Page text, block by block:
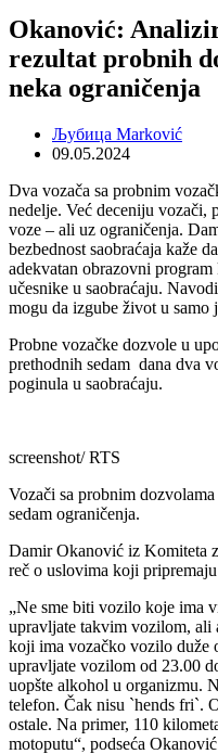
Okanović:
rezultat probnih
neka ograničenja
Љубица Marković
09.05.2024
Dva vozača sa probnim
nedelje. Već deceniju vozači,
voze – ali uz ograničenja.
bezbednost saobraćaja kaže
adekvatan obrazovni
učesnike u saobraćaju.
mogu da izgube život u samo
Probne vozačke dozvole u
prethodnih sedam dana dva
poginula u saobraćaju.
screenshot/ RTS
Vozači sa probnim
sedam ograničenja.
Damir Okanović iz Komiteta
reč o uslovima koji
„Ne sme biti vozilo koje ima
upravljate takvim vozilom, ali
koji ima vozačko vozilo duže
upravljate vozilom od 23.00
uopšte alkohol u organizmu.
telefon. Čak nisu `hends fri`.
ostale. Na primer, 110
motoputu“, podseća